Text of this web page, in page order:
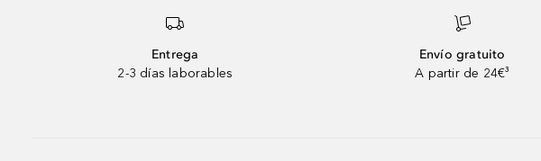
Entrega
2-3 días laborables
Envío gratuito
A partir de 24€³